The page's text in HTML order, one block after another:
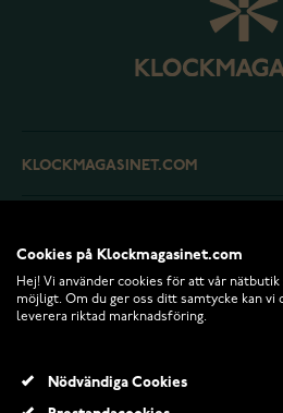
KLOCKMAGASINET.COM
RETURER OCH VILLKOR
Cookies på Klockmagasinet.com
Hej! Vi använder cookies för att vår
möjligt. Om du ger oss ditt samtycke kan vi
leverera riktad marknadsföring.
Nödvändiga Cookies